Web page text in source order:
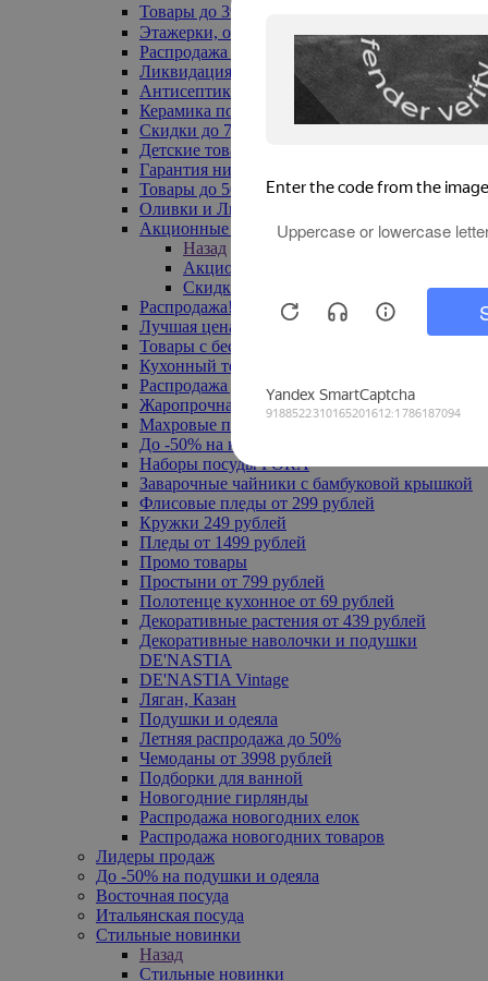
Товары до 399₽
Этажерки, обувницы
Распродажа текстиля до -50%
Ликвидация до -70%
Антисептики
Керамика по 129 руб
Скидки до 70%
Детские товары
Гарантия низкой цены
Товары до 500 руб
Оливки и Лимоны
Акционные товары
Назад
Акционные товары
Скидка 20% по промокоду
Распродажа! Ульяновск до -70%
Лучшая цена
Товары с бесплатной доставкой
Кухонный текстиль
Распродажа до -50%
Жаропрочная посуда
Махровые полотенца
До -50% на ковры
Наборы посуды FORA
Заварочные чайники с бамбуковой крышкой
Флисовые пледы от 299 рублей
Кружки 249 рублей
Пледы от 1499 рублей
Промо товары
Простыни от 799 рублей
Полотенце кухонное от 69 рублей
Декоративные растения от 439 рублей
Декоративные наволочки и подушки
DE'NASTIA
DE'NASTIA Vintage
Ляган, Казан
Подушки и одеяла
Летняя распродажа до 50%
Чемоданы от 3998 рублей
Подборки для ванной
Новогодние гирлянды
Распродажа новогодних елок
Распродажа новогодних товаров
Лидеры продаж
До -50% на подушки и одеяла
Восточная посуда
Итальянская посуда
Стильные новинки
Назад
Стильные новинки